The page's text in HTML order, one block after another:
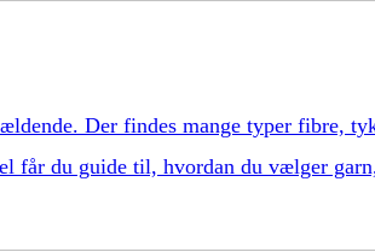
Der findes mange typer fibre,
får du guide til, hvordan du vælger